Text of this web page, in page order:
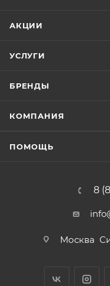
АКЦИИ
УСЛУГИ
БРЕНДЫ
КОМПАНИЯ
ПОМОЩЬ
8
Москва